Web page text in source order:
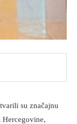
su značajnu